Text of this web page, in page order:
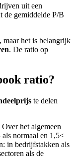
uit een
de gemiddelde P/B
maar het is belangrijk
. De ratio op
ratio?
te delen
het algemeen
normaal en 1,5<
in bedrijfstakken als
als de